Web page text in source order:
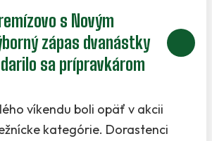
s Novým
zápas dvanástky
sa prípravkárom
víkendu boli opäť v akcii
kategórie. Dorastenci